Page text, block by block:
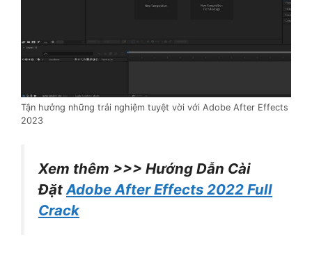
Tận hưởng những trải nghiệm tuyệt vời với Adobe After Effects
2023
Xem thêm >>> Hướng Dẫn Cài
ĐặtAdobe After Effects 2022 Full
Crack